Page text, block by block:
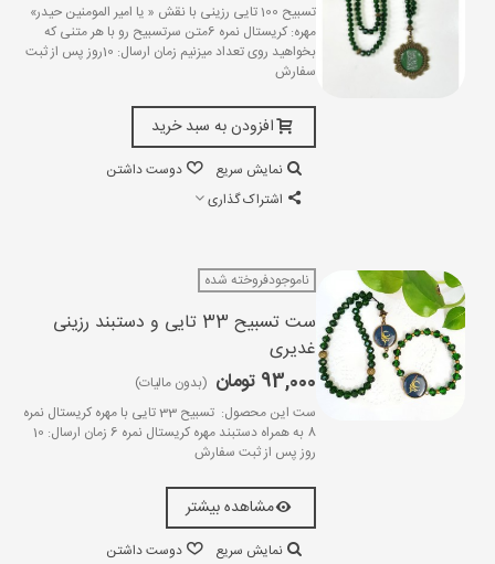
تسبیح 100 تایی رزینی با نقش « یا امیر المومنین حیدر»
مهره: کریستال نمره 6متن سرتسبیح رو با هر متنی که
بخواهید روی تعداد میزنیم زمان ارسال: 10روز پس از ثبت
سفارش
افزودن به سبد خرید
نمایش سریع
دوست داشتن
اشتراک گذاری
ناموجودفروخته شده
ست تسبیح 33 تایی و دستبند رزینی
غدیری
93,000 تومان
(بدون مالیات)
ست این محصول: تسبیح 33 تایی با مهره کریستال نمره
8 به همراه دستبند مهره کریستال نمره 6 زمان ارسال: 10
روز پس از ثبت سفارش
مشاهده بیشتر
نمایش سریع
دوست داشتن